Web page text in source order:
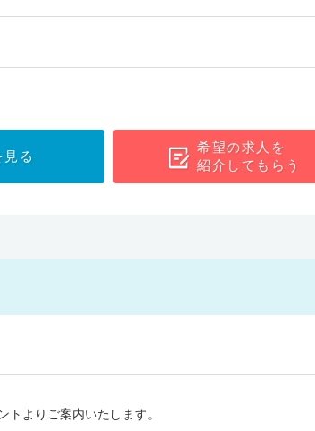
る
希望の求人を
紹介してもらう
よりご案内いたします。